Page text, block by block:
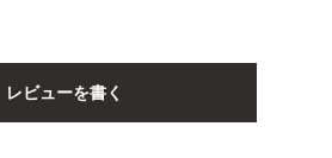
レビューを書く